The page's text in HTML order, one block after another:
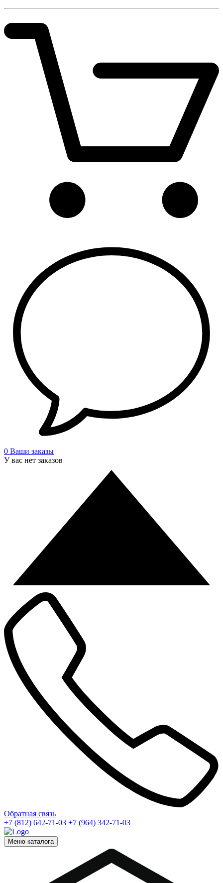
0 Ваши заказы
У вас нет заказов
Обратная связь
+7 (812) 642-71-03 +7 (964) 342-71-03
Меню каталога